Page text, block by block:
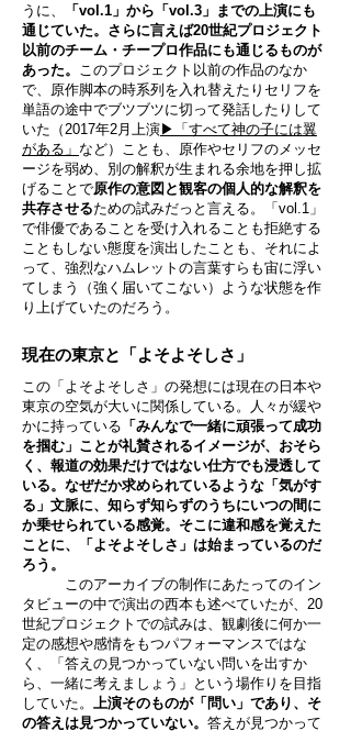
うに、
「vol.1」から「vol.3」までの上演にも
通じていた。さらに言えば20世紀プロジェクト
以前のチーム・チープロ作品にも通じるものが
あった。 このプロジェクト以前の作品のなか
で、原作脚本の時系列を入れ替えたりセリフを
単語の途中でブツブツに切って発話したりして
いた（2017年2月上演▶ 「すべて神の子には翼
がある」 など）ことも、原作やセリフのメッセ
ージを弱め、別の解釈が生まれる余地を押し拡
げることで原作の意図と観客の個人的な解釈を
共存させるための試みだっと言える。「vol.1」
で俳優であることを受け入れることも拒絶する
こともしない態度を演出したことも、それによ
って、強烈なハムレットの言葉すらも宙に浮い
てしまう（強く届いてこない）ような状態を作
り上げていたのだろう。
現在の東京と「よそよそしさ」
この「よそよそしさ」の発想には現在の日本や
東京の空気が大いに関係している。人々が緩や
かに持っている 「みんなで一緒に頑張って成功
を掴む」ことが礼賛されるイメージが、おそら
く、報道の効果だけではない仕方でも浸透して
いる。なぜだか求められているような「気がす
る」文脈に、知らず知らずのうちにいつの間に
か乗せられている感覚。そこに違和感を覚えた
ことに、「よそよそしさ」は始まっているのだ
ろう。
このアーカイブの制作にあたってのイン
タビューの中で演出の西本も述べていたが、20
世紀プロジェクトでの試みは、観劇後に何か一
定の感想や感情をもつパフォーマンスではな
く、「答えの見つかっていない問いを出すか
ら、一緒に考えましょう」という場作りを目指
していた。 上演そのものが「問い」であり、そ
の答えは見つかっていない。 答えが見つかって